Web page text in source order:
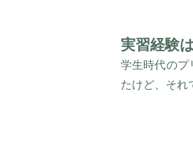
実習経験
学生時代のプ
たけど、それ